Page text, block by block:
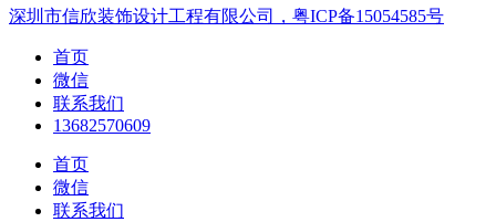
深圳市信欣装饰设计工程有限公司，粤ICP备15054585号
首页
微信
联系我们
13682570609
首页
微信
联系我们